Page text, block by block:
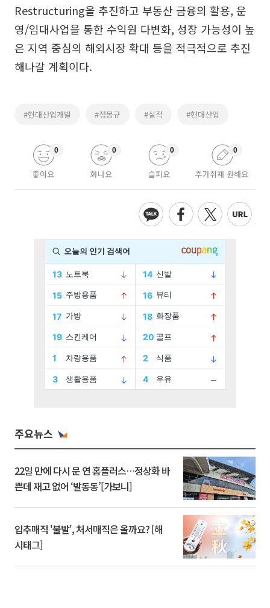
Restructuring을 추진하고 부동산 금융의 활용, 운
영/임대사업을 통한 수익원 다변화, 성장 가능성이 높
은 지역 중심의 해외시장 확대 등을 적극적으로 추진
해나갈 계획이다.
#현대산업개발 #정몽규 #실적 #현대산업
좋아요
0
화나요
0
슬퍼요
0
추가취재 원해요
0
주요뉴스
22일 만에 다시 문 연 홈플러스…정상화 바
쁜데 재고 없어 ‘발동동’[가보니]
입추매직 '불발', 처서매직은 올까요? [해
시태그]